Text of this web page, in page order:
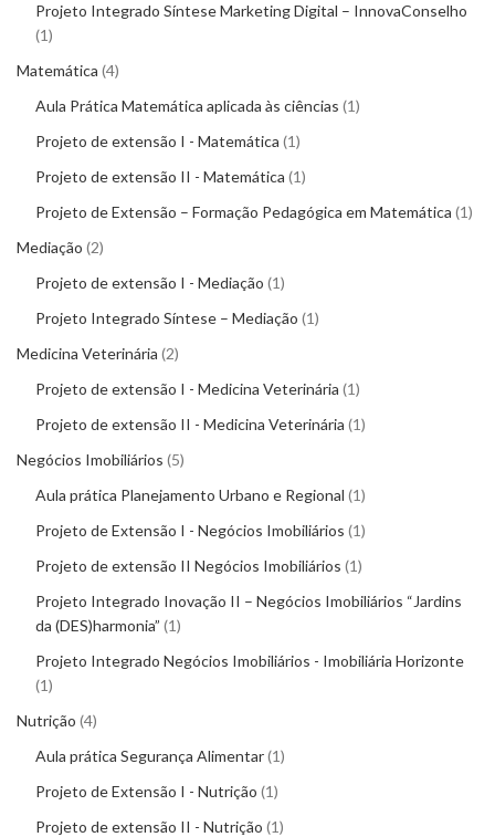
Projeto Integrado Síntese Marketing Digital – InnovaConselho
1
Matemática 4
Aula Prática Matemática aplicada às ciências 1
Projeto de extensão I - Matemática 1
Projeto de extensão II - Matemática 1
Projeto de Extensão – Formação Pedagógica em Matemática 1
Mediação 2
Projeto de extensão I - Mediação 1
Projeto Integrado Síntese – Mediação 1
Medicina Veterinária 2
Projeto de extensão I - Medicina Veterinária 1
Projeto de extensão II - Medicina Veterinária 1
Negócios Imobiliários 5
Aula prática Planejamento Urbano e Regional 1
Projeto de Extensão I - Negócios Imobiliários 1
Projeto de extensão II Negócios Imobiliários 1
Projeto Integrado Inovação II – Negócios Imobiliários “Jardins
da (DES)harmonia” 1
Projeto Integrado Negócios Imobiliários - Imobiliária Horizonte
1
Nutrição 4
Aula prática Segurança Alimentar 1
Projeto de Extensão I - Nutrição 1
Projeto de extensão II - Nutrição 1